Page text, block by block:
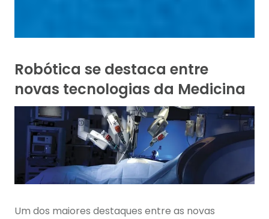
Robótica se destaca entre
novas tecnologias da Medicina
Um dos maiores destaques entre as novas